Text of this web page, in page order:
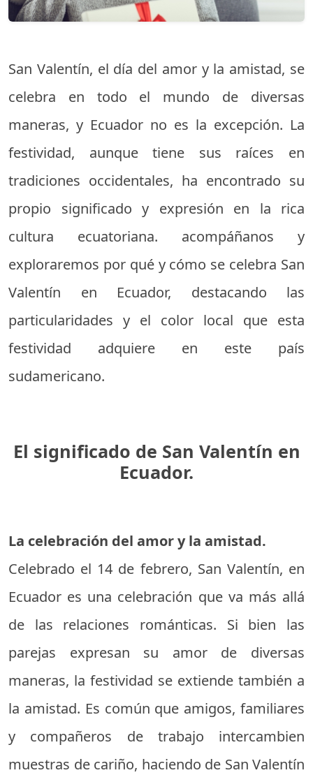
San Valentín, el día del amor y la amistad, se
celebra en todo el mundo de diversas
maneras, y Ecuador no es la excepción. La
festividad, aunque tiene sus raíces en
tradiciones occidentales, ha encontrado su
propio significado y expresión en la rica
cultura ecuatoriana. acompáñanos y
exploraremos por qué y cómo se celebra San
Valentín en Ecuador, destacando las
particularidades y el color local que esta
festividad adquiere en este país
sudamericano.
El significado de San Valentín en
Ecuador.
La celebración del amor y la amistad.
Celebrado el 14 de febrero, San Valentín, en
Ecuador es una celebración que va más allá
de las relaciones románticas. Si bien las
parejas expresan su amor de diversas
maneras, la festividad se extiende también a
la amistad. Es común que amigos, familiares
y compañeros de trabajo intercambien
muestras de cariño, haciendo de San Valentín